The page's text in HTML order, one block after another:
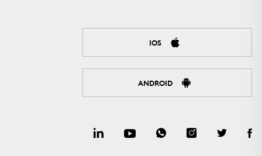
IOS
ANDROID